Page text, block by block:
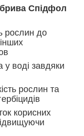
Спідфол
рослин до
воді завдяки
рослин та
корисних